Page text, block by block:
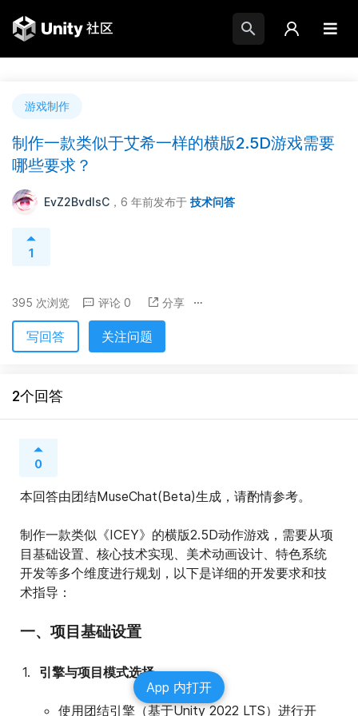
游戏制作
制作一款类似于艾希一样的横版2.5D游戏需要
哪些要求？
EvZ2BvdIsC ，6 年前发布于 技术问答
1
395 次浏览 评论 0 分享
写回答 关注问题
2个回答
0
本回答由团结MuseChat(Beta)生成，请酌情参考。
制作一款类似《ICEY》的横版2.5D动作游戏，需要从项
目基础设置、核心技术实现、美术动画设计、特色系统
开发等多个维度进行规划，以下是详细的开发要求和技
术指导：
一、项目基础设置
引擎与项目模式选择
使用团结引擎（基于Unity 2022 LTS）进行开
App 内打开